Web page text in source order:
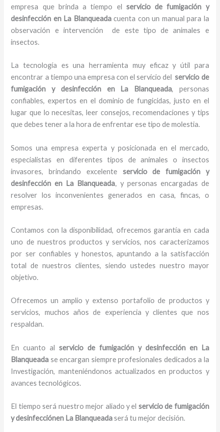
empresa que brinda a tiempo el servicio de fumigación y
desinfección en La Blanqueadacuenta con un manual para la
observación e intervención de este tipo de animales e
insectos.
La tecnología es una herramienta muy eficaz y útil para
encontrar a tiempo una empresa con el servicio delservicio de
fumigación y desinfecciónen La Blanqueada, personas
confiables, expertos en el dominio de fungicidas, justo en el
lugar que lo necesitas, leer consejos, recomendaciones y tips
que debes tener a la hora de enfrentar ese tipo de molestia.
Somos una empresa experta y posicionada en el mercado,
especialistas en diferentes tipos de animales o insectos
invasores, brindando excelente servicio de fumigación y
desinfección en La Blanqueada, y personas encargadas de
resolver los inconvenientes generados en casa, fincas, o
empresas.
Contamos con la disponibilidad, ofrecemos garantía en cada
uno de nuestros productos y servicios, nos caracterizamos
por ser confiables y honestos, apuntando a la satisfacción
total de nuestros clientes, siendo ustedes nuestro mayor
objetivo.
Ofrecemos un amplio y extenso portafolio de productos y
servicios, muchos años de experiencia y clientes que nos
respaldan.
En cuanto alservicio de fumigación y desinfecciónen La
Blanqueada se encargan siempre profesionales dedicados a la
Investigación, manteniéndonos actualizados en productos y
avances tecnológicos.
El tiempo será nuestro mejor aliado y el servicio de fumigación
y desinfecciónen La Blanqueadaserá tu mejor decisión.